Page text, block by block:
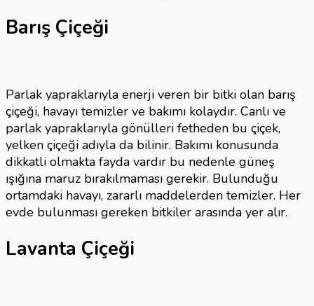
Barış Çiçeği
Parlak yapraklarıyla enerji veren bir bitki olan barış
çiçeği, havayı temizler ve bakımı kolaydır. Canlı ve
parlak yapraklarıyla gönülleri fetheden bu çiçek,
yelken çiçeği adıyla da bilinir. Bakımı konusunda
dikkatli olmakta fayda vardır bu nedenle güneş
ışığına maruz bırakılmaması gerekir. Bulunduğu
ortamdaki havayı, zararlı maddelerden temizler. Her
evde bulunması gereken bitkiler arasında yer alır.
Lavanta Çiçeği